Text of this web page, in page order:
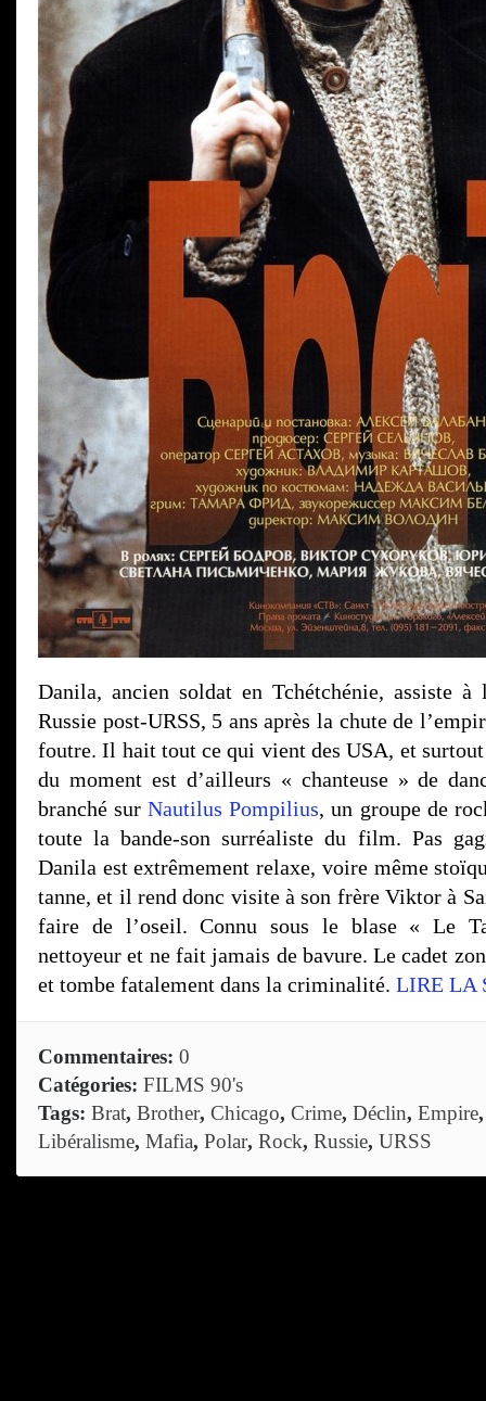
Danila, ancien soldat en Tchétchénie, assiste
Russie post-URSS, 5 ans après la chute de
foutre. Il hait tout ce qui vient des USA, et
du moment est d’ailleurs « chanteuse » de
branché surNautilus Pompilius, un groupe de
toute la bande-son surréaliste du film. Pas
Danila est extrêmement relaxe, voire même
tanne, et il rend donc visite à son frère Viktor à
faire de l’oseil. Connu sous le blase « Le
nettoyeur et ne fait jamais de bavure. Le cadet
et tombe fatalement dans la criminalité. LIRE LA
Commentaires: 0
Catégories: FILMS 90's
Tags: Brat, Brother, Chicago, Crime, Déclin, Empire
Libéralisme, Mafia, Polar, Rock, Russie, URSS